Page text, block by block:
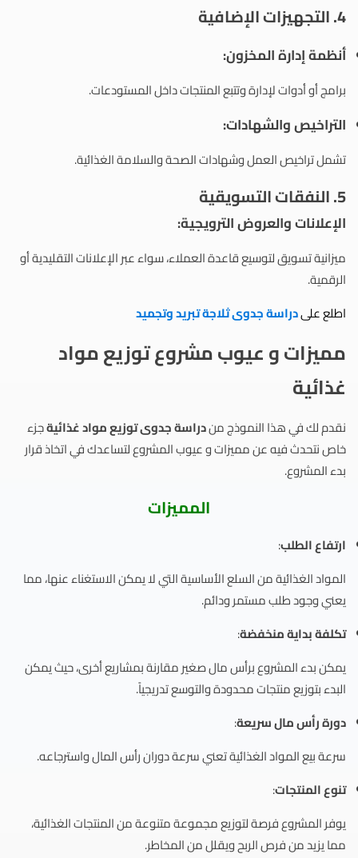
4. التجهيزات الإضافية
أنظمة إدارة المخزون:
برامج أو أدوات لإدارة وتتبع المنتجات داخل المستودعات.
التراخيص والشهادات:
تشمل تراخيص العمل وشهادات الصحة والسلامة الغذائية.
5. النفقات التسويقية
الإعلانات والعروض الترويجية:
ميزانية تسويق لتوسيع قاعدة العملاء، سواء عبر الإعلانات التقليدية أو
الرقمية.
اطلع علىدراسة جدوى ثلاجة تبريد وتجميد
مميزات و عيوب مشروع توزيع مواد
غذائية
نقدم لك في هذا النموذج مندراسة جدوى توزيع مواد غذائية​ جزء
خاص نتحدث فيه عن مميزات و عيوب المشروع لتساعدك في اتخاذ قرار
بدء المشروع.
المميزات
ارتفاع الطلب:
المواد الغذائية من السلع الأساسية التي لا يمكن الاستغناء عنها، مما
يعني وجود طلب مستمر ودائم.
تكلفة بداية منخفضة:
يمكن بدء المشروع برأس مال صغير مقارنة بمشاريع أخرى، حيث يمكن
البدء بتوزيع منتجات محدودة والتوسع تدريجياً.
دورة رأس مال سريعة:
سرعة بيع المواد الغذائية تعني سرعة دوران رأس المال واسترجاعه.
تنوع المنتجات:
يوفر المشروع فرصة لتوزيع مجموعة متنوعة من المنتجات الغذائية،
مما يزيد من فرص الربح ويقلل من المخاطر.